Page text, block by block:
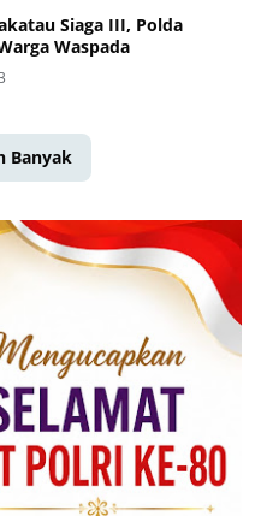
Siaga III, Polda
Waspada
Banyak